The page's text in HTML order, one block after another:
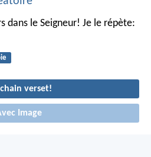
dans le Seigneur! Je le répète:
verset!
Image